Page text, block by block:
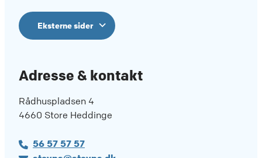
Eksterne sider
Adresse & kontakt
Rådhuspladsen 4
4660 Store Heddinge
56 57 57 57